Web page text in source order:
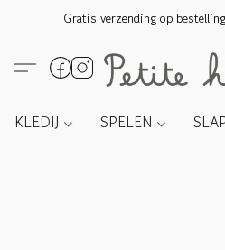
Gratis verzending op
KLEDIJ SPELEN